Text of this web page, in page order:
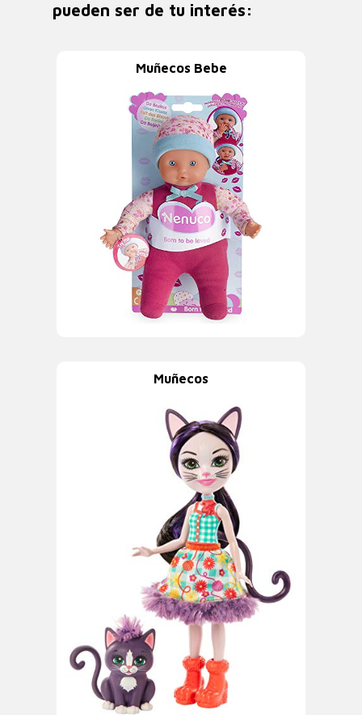
pueden ser de tu interés:
Muñecos Bebe
Muñecos